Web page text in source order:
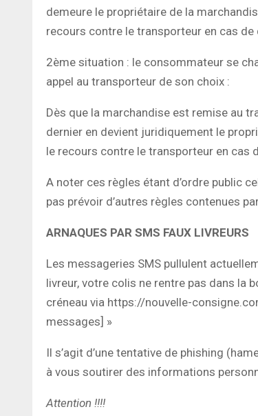
demeure le propriétaire de la
recours contre le transporteur en cas de
2ème situation : le consommateur se
appel au transporteur de son choix :
Dès que la marchandise est remise au
dernier en devient juridiquement le
le recours contre le transporteur en cas
A noter ces règles étant d’ordre public
pas prévoir d’autres règles contenues
ARNAQUES PAR SMS FAUX LIVREURS
Les messageries SMS pullulent
livreur, votre colis ne rentre pas dans la
créneau via https://nouvelle-
messages] »
Il s’agit d’une tentative de phishing
à vous soutirer des informations
Attention !!!!